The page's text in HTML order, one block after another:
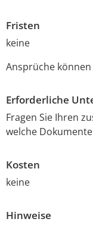
Fristen
keine
Ansprüche
Erforderliche
Fragen Sie Ihren
welche
Kosten
keine
Hinweise